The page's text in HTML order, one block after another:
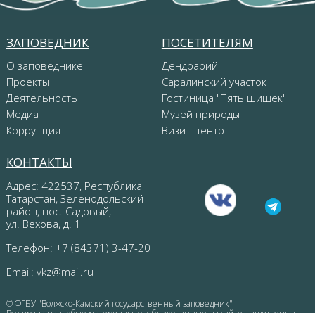
ЗАПОВЕДНИК
О заповеднике
Проекты
Деятельность
Медиа
Коррупция
ПОСЕТИТЕЛЯМ
Дендрарий
Саралинский участок
Гостиница "Пять шишек"
Музей природы
Визит-центр
КОНТАКТЫ
Адрес: 422537, Республика
Татарстан, Зеленодольский
район, пос. Садовый,
ул. Вехова, д. 1
Телефон: +7 (84371) 3-47-20
Email: vkz@mail.ru
© ФГБУ "Волжско-Камский государственный заповедник"